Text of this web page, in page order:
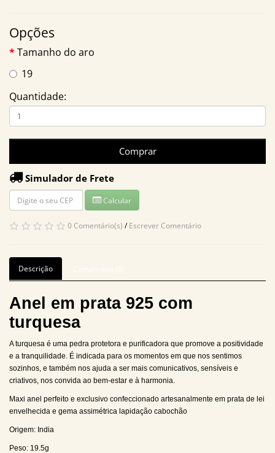
Opções
Tamanho do aro
19
Quantidade:
Comprar
Simulador de Frete
Calcular
0 Comentário(s) /Escrever Comentário
Descrição
Anel em prata 925 com
turquesa
A turquesa é uma pedra protetora e purificadora que promove a positividade
e a tranquilidade. É indicada para os momentos em que nos sentimos
sozinhos, e também nos ajuda a ser mais comunicativos, sensíveis e
criativos, nos convida ao bem-estar e à harmonia.
Maxi anel perfeito e exclusivo confeccionado artesanalmente em prata de lei
envelhecida e gema assimétrica lapidação cabochão
Origem: India
Peso: 19.5g